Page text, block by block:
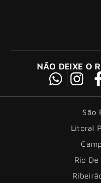
NÃO DEIXE O
São
Litoral
Rio